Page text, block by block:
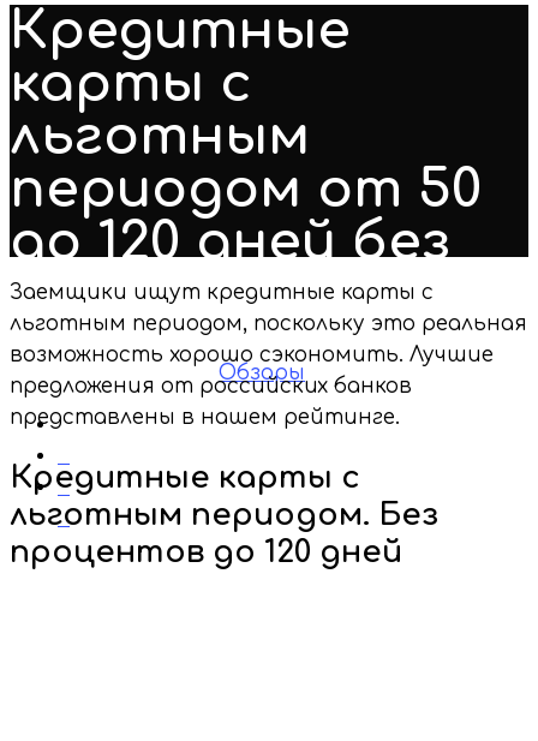
Кредитные
карты с
льготным
периодом от 50
до 120 дней без
процентов
KreditnayaKarta.net Обзоры
Нет комментариев
0
0
Заемщики ищут кредитные карты с
льготным периодом, поскольку это реальная
возможность хорошо сэкономить. Лучшие
предложения от российских банков
представлены в нашем рейтинге.
Кредитные карты с
льготным периодом. Без
процентов до 120 дней